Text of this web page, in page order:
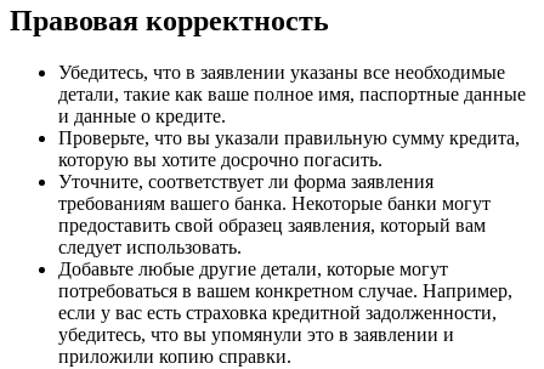
Правовая корректность
Убедитесь, что в заявлении указаны все необходимые
детали, такие как ваше полное имя, паспортные данные
и данные о кредите.
Проверьте, что вы указали правильную сумму кредита,
которую вы хотите досрочно погасить.
Уточните, соответствует ли форма заявления
требованиям вашего банка. Некоторые банки могут
предоставить свой образец заявления, который вам
следует использовать.
Добавьте любые другие детали, которые могут
потребоваться в вашем конкретном случае. Например,
если у вас есть страховка кредитной задолженности,
убедитесь, что вы упомянули это в заявлении и
приложили копию справки.